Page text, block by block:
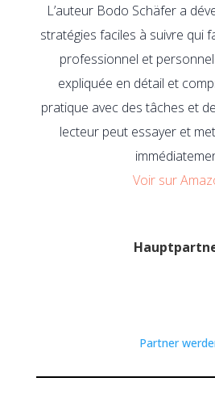
L’auteur Bodo Schäfer a
stratégies faciles à suivre qui
professionnel et
expliquée en détail et
pratique avec des tâches et
lecteur peut essayer et
Voir sur
Partner